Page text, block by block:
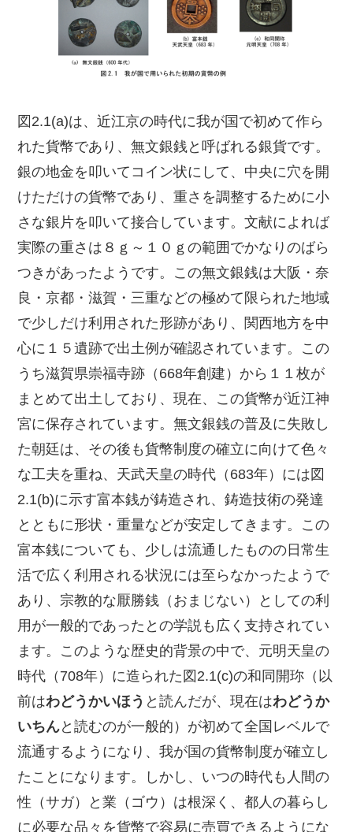
図2.1(a)は、近江京の時代に我が国で初めて作ら
れた貨幣であり、無文銀銭と呼ばれる銀貨です。
銀の地金を叩いてコイン状にして、中央に穴を開
けただけの貨幣であり、重さを調整するために小
さな銀片を叩いて接合しています。文献によれば
実際の重さは８ｇ～１０ｇの範囲でかなりのばら
つきがあったようです。この無文銀銭は大阪・奈
良・京都・滋賀・三重などの極めて限られた地域
で少しだけ利用された形跡があり、関西地方を中
心に１５遺跡で出土例が確認されています。この
うち滋賀県崇福寺跡（668年創建）から１１枚が
まとめて出土しており、現在、この貨幣が近江神
宮に保存されています。無文銀銭の普及に失敗し
た朝廷は、その後も貨幣制度の確立に向けて色々
な工夫を重ね、天武天皇の時代（683年）には図
2.1(b)に示す富本銭が鋳造され、鋳造技術の発達
とともに形状・重量などが安定してきます。この
富本銭についても、少しは流通したものの日常生
活で広く利用される状況には至らなかったようで
あり、宗教的な厭勝銭（おまじない）としての利
用が一般的であったとの学説も広く支持されてい
ます。このような歴史的背景の中で、元明天皇の
時代（708年）に造られた図2.1(c)の和同開珎（以
前はわどうかいほう と読んだが、現在はわどうか
いちんと読むのが一般的）が初めて全国レベルで
流通するようになり、我が国の貨幣制度が確立し
たことになります。しかし、いつの時代も人間の
性（サガ）と業（ゴウ）は根深く、都人の暮らし
に必要な品々を貨幣で容易に売買できるようにな